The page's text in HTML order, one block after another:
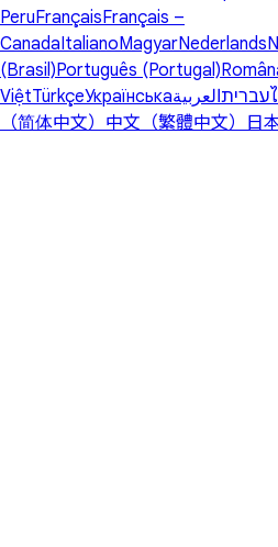
PeruFrançaisFrançais –
CanadaItalianoMagyarNederlands
(Brasil)Português (Portugal)
ViệtTürkçeУкраїнська עבריתالعربية
（简体中文） 中文（繁體中文） 日